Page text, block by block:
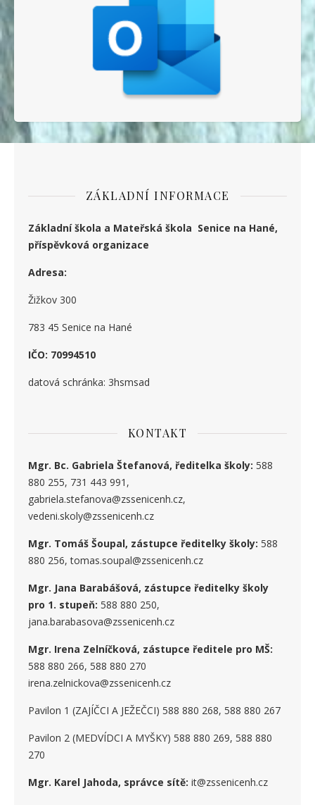
ZÁKLADNÍ INFORMACE
Základní škola a Mateřská škola Senice na Hané,
příspěvková organizace
Adresa:
Žižkov 300
783 45 Senice na Hané
IČO: 70994510
datová schránka: 3hsmsad
KONTAKT
Mgr. Bc. Gabriela Štefanová, ředitelka školy: 588
880 255, 731 443 991,
gabriela.stefanova@zssenicenh.cz,
vedeni.skoly@zssenicenh.cz
Mgr. Tomáš Šoupal, zástupce ředitelky školy: 588
880 256, tomas.soupal@zssenicenh.cz
Mgr. Jana Barabášová, zástupce ředitelky školy
pro 1. stupeň: 588 880 250,
jana.barabasova@zssenicenh.cz
Mgr. Irena Zelníčková, zástupce ředitele pro MŠ:
588 880 266, 588 880 270
irena.zelnickova@zssenicenh.cz
Pavilon 1 (ZAJÍČCI A JEŽEČCI) 588 880 268, 588 880 267
Pavilon 2 (MEDVÍDCI A MYŠKY) 588 880 269, 588 880
270
Mgr. Karel Jahoda, správce sítě: it@zssenicenh.cz